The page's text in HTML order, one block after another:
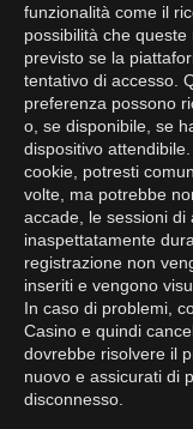
funzionalità come il
possibilità che
previsto se la
tentativo di accesso.
preferenza possono
o, se disponibile, se
dispositivo
cookie, potresti
volte, ma potrebbe
accade, le sessioni
inaspettatamente
registrazione non
inseriti e vengono
In caso di problemi,
Casino e quindi
dovrebbe risolvere il
nuovo e assicurati di
disconnesso.